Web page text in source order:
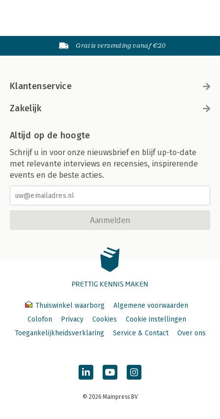
Gratis verzending vanaf €20
Klantenservice
Zakelijk
Altijd op de hoogte
Schrijf u in voor onze nieuwsbrief en blijf up-to-date
met relevante interviews en recensies, inspirerende
events en de beste acties.
Aanmelden
PRETTIG KENNIS MAKEN
Thuiswinkel waarborg
Algemene voorwaarden
Colofon
Privacy Cookies
Cookie instellingen
Toegankelijkheidsverklaring
Service & Contact Over ons
© 2026 Mainpress BV